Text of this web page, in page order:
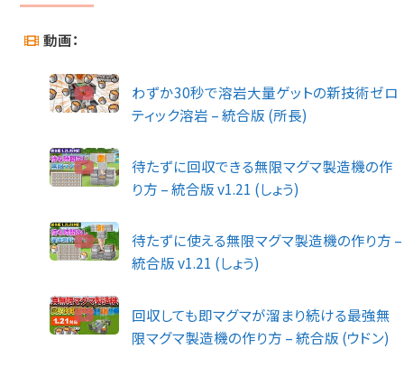
動画：
わずか30秒で溶岩大量ゲットの新技術ゼロ
ティック溶岩 – 統合版 (所長)
待たずに回収できる無限マグマ製造機の作
り方 – 統合版 v1.21 (しょう)
待たずに使える無限マグマ製造機の作り方 –
統合版 v1.21 (しょう)
回収しても即マグマが溜まり続ける最強無
限マグマ製造機の作り方 – 統合版 (ウドン)